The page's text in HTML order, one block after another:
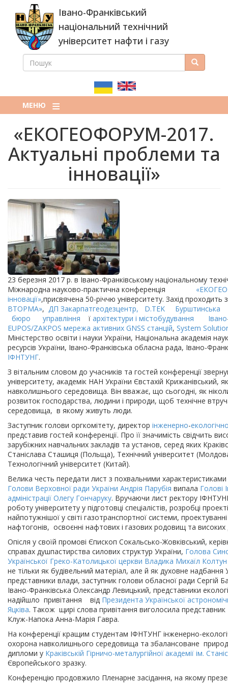
основного
вмісту
Івано-Франківський
національний технічний
університет нафти і газу
ПОШУКОВА
ПОШУК Пошук
МЕНЮ
«ЕКОГЕОФОРУМ-2017.
Актуальні проблеми та
інновації»
23 березня 2017 р. в Івано-Франківському національному
Міжнародна науково-практична конференція «
інновації»,присвячена 50-річчю університету. Захід
ВТОРМА», ДП Закарпатгеодезцентр, D.TEK
Бурштинська
бюро
управління ї архітектури і містобудування Івано
EUPOS/ZAKPOS мережа активних GNSS станцій, System
Міністерство освіти і науки України, Національна академія
ресурсів України, Івано-Франківська обласна рада, Івано-
ІФНТУНГ.
З вітальним словом до учасників та гостей конференції
університету, академік НАН України Євстахій Крижанівський,
навколишнього середовища. Він вважає, що сьогодні, як
розвиток господарства, людини і природи, щоб технічне
середовища, в якому живуть люди.
Заступник голови оргкомітету, директор інженерно-
представив гостей конференції. Про її значимість свідчить
зарубіжних навчальних закладів та установ, серед яких
Станіслава Сташиця (Польща), Технічний університет
Технологічний університет (Китай).
Велика честь передати лист з похвальними характеристиками
Голови Верховної ради України Андрія Парубія випала Голові
адміністрації Олегу Гончаруку. Вручаючи лист ректору
роботу університету у підготовці спеціалістів, розробці
найпотужнішої у світі газотранспортної системи,
нафтогонів, освоєнні нафтових і газових родовищ та високих
Опісля у своїй промові Єпископ Сокальсько-Жовківський,
справах душпастирства силових структур України, Голова
Української Греко-Католицької церкви Владика Михаїл
не тільки як будівельний матеріал, але й як духовне надбання
представники влади, заступник голови обласної ради Сергій
Івано-Франківська Олександр Левицький, представники
надійшло привітання від Президента Української
Яцківа. Також щирі слова привітання виголосила представник
Клуж-Напока Анна-Марія Гавра.
На конференції кращим студентам ІФНТУНГ інженерно-
охорона навколишнього середовища та збалансоване
дипломи у Краківській Гірничо-металургійної академії ім.
Європейського зразку.
Конференцію продовжило Пленарне засідання, на якому